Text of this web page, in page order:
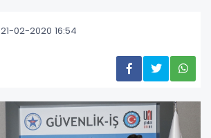
21-02-2020 16:54